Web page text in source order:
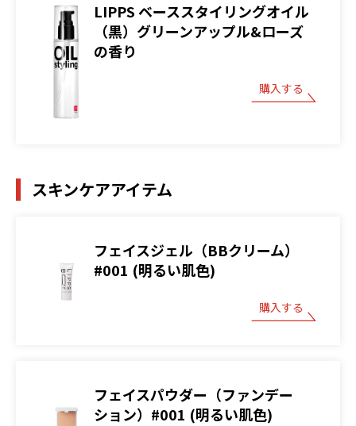
LIPPS ベーススタイリングオイル
（黒）グリーンアップル&ローズ
の香り
購入する
スキンケアアイテム
フェイスジェル（BBクリーム）
#001 (明るい肌色)
購入する
フェイスパウダー（ファンデー
ション）#001 (明るい肌色)